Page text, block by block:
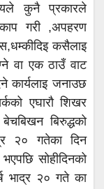
कुनै प्रकारले
गरी ,अपहरण
कसैलाइ
वा एक ठाउँ वाट
कार्यलाइ जनाउछ
एघारौ शिखर
बिरुद्धको
२० गतेका दिन
सोहीदिनको
भाद्र २० गते का